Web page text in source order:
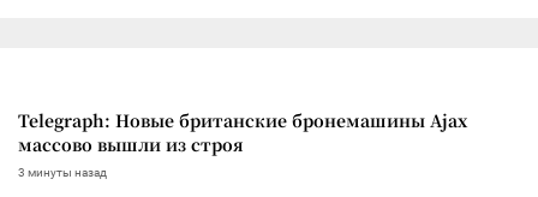
Telegraph: Новые британские бронемашины Ajax
массово вышли из строя
3 минуты назад